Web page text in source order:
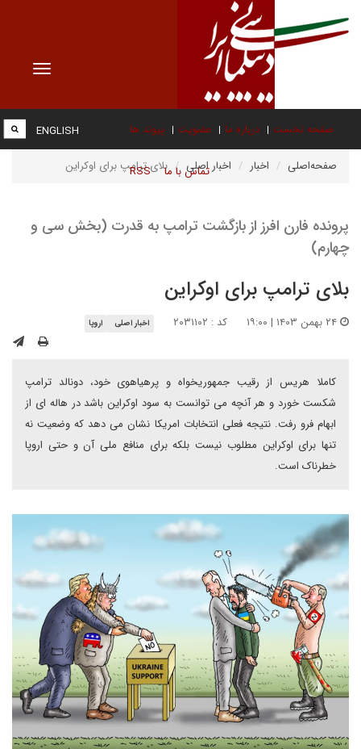
Toggle
صفحه نخست درباره ما عضویت پیوند ها
تماس با ما RSS
ENGLISH
صفحه‌اصلی اخبار اخبار اصلی بلای ترامپ برای اوکراین
پرونده فارن افرز از بازگشت ترامپ به قدرت (بخش سی‌ و
چهارم)
بلای ترامپ برای اوکراین
کد : ۲۰۳۱۱۰۲ اخبار اصلی اروپا
کاملا هریس از رقیب جمهوریخواه و پرهیاهوی خود، دونالد ترامپ
شکست خورد و هر آنچه می توانست به سود اوکراین باشد در هاله ای از
ابهام فرو رفت. نتیجه فعلی انتخابات امریکا نشان می دهد که وضعیت نه
تنها برای اوکراین مطلوب نیست بلکه برای منافع ملی آن و حتی اروپا
خطرناک است.